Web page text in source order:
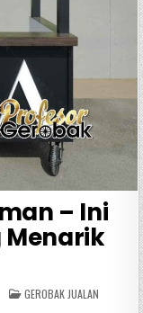
– Ini
Menarik
POSTED
IN
GEROBAK JUALAN